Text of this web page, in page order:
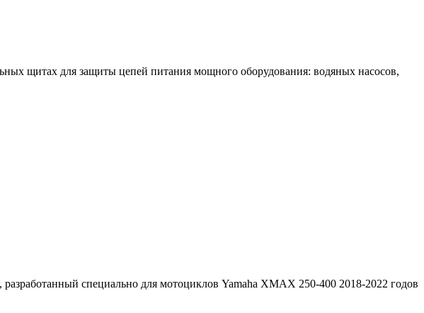
щитах для защиты цепей питания мощного оборудования: водяных насосов,
специально для мотоциклов Yamaha XMAX 250-400 2018-2022 годов